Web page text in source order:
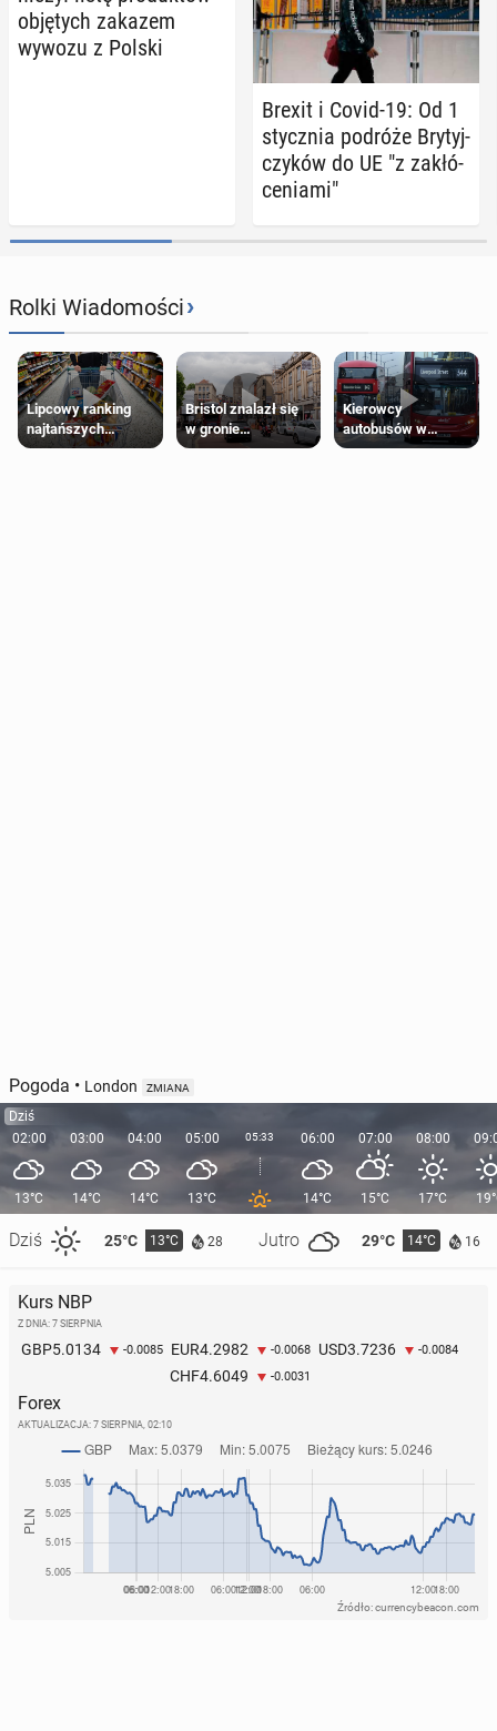
ob­ję­tych zakazem
wywozu z Polski
Brexit i Covid-19: Od 1
stycz­nia podróże Bry­tyj­
czy­ków do UE "z za­kłó­
ce­nia­mi"
Rolki Wiadomości›
Lipcowy ranking
najtańszych
supermarketów
Bristol znalazł się
w gronie
najlepszych
Kierowcy
autobusów w
Londynie
Pogoda • London ZMIANA
Dziś
02:00
13°C
Dziś 25°C 13°C 28 Jutro 29°C 14°C 16
03:00
14°C
04:00
14°C
05:00
13°C
05:33 06:00
14°C
07:00
15°C
08:00
17°C
Kurs NBP
Z DNIA: 7 SIERPNIA
GBP5.0134 -0.0085 EUR4.2982 -0.0068 USD3.7236 -0.0084
CHF4.6049 -0.0031
Forex
AKTUALIZACJA: 7 SIERPNIA, 02:10
Źródło: currencybeacon.com